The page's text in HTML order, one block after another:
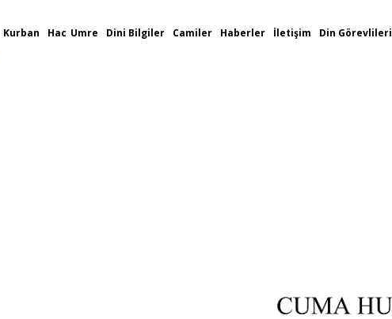
Kurban Hac Umre Dini Bilgiler Camiler Haberler İletişim Din Görevlileri